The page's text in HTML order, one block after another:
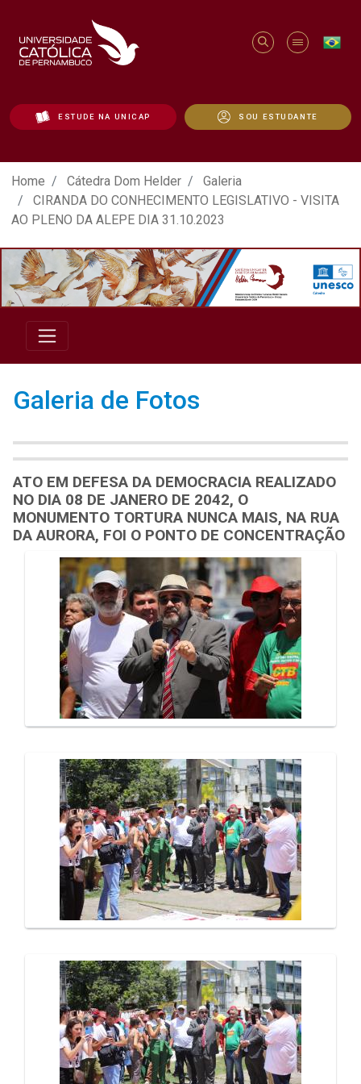
ESTUDE NA UNICAP SOU ESTUDANTE
ATO EM DEFESA DA DEMOCRACIA
Home Cátedra Dom Helder
Galeria
CIRANDA DO CONHECIMENTO LEGISLATIVO - VISITA
AO PLENO DA ALEPE DIA 31.10.2023
Galeria de Fotos
ATO EM DEFESA DA DEMOCRACIA REALIZADO
NO DIA 08 DE JANERO DE 2042, O
MONUMENTO TORTURA NUNCA MAIS, NA RUA
DA AURORA, FOI O PONTO DE CONCENTRAÇÃO
Galeria de Mídias